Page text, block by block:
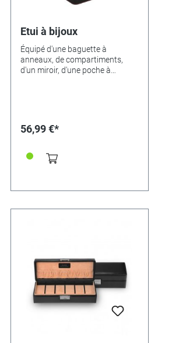
Etui à bijoux
Équipé d'une baguette à
anneaux, de compartiments,
d'un miroir, d'une poche à
synthétique fin. Dimensions : 115
56,99 €*